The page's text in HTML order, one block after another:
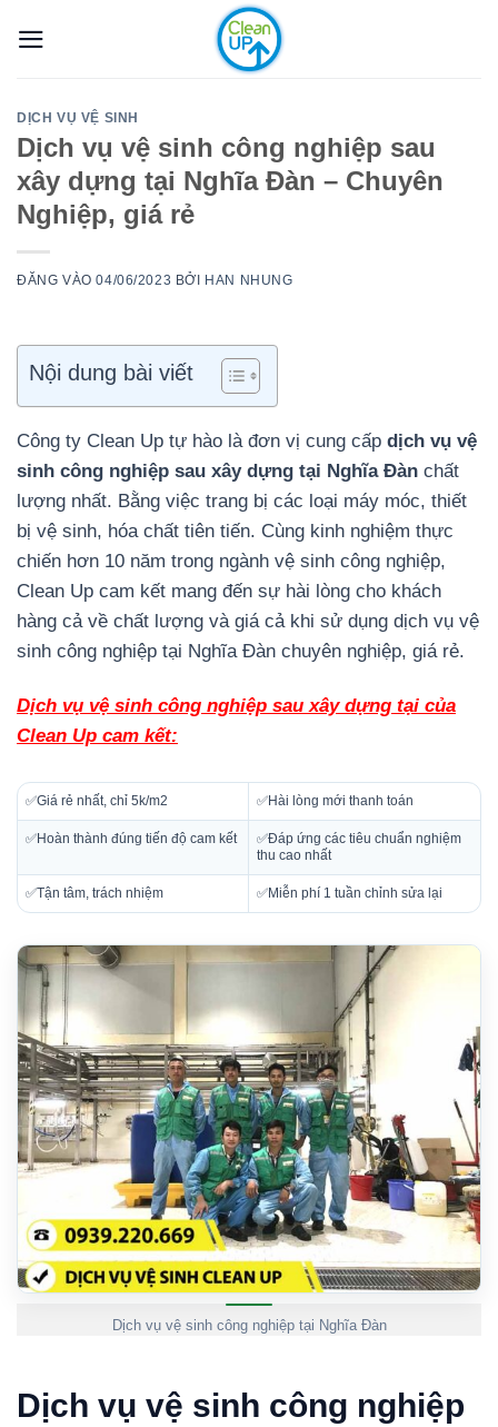
qua
DỊCH VỤ VỆ SINH
Dịch vụ vệ sinh công nghiệp sau
xây dựng tại Nghĩa Đàn – Chuyên
Nghiệp, giá rẻ
ĐĂNG VÀO04/06/2023 BỞI HAN NHUNG
Nội dung bài viết
Công ty Clean Up tự hào là đơn vị cung cấp dịch vụ vệ
sinh công nghiệp sau xây dựng tại Nghĩa Đàn chất
lượng nhất. Bằng việc trang bị các loại máy móc, thiết
bị vệ sinh, hóa chất tiên tiến. Cùng kinh nghiệm thực
chiến hơn 10 năm trong ngành vệ sinh công nghiệp,
Clean Up cam kết mang đến sự hài lòng cho khách
hàng cả về chất lượng và giá cả khi sử dụng dịch vụ vệ
sinh công nghiệp tại Nghĩa Đàn chuyên nghiệp, giá rẻ.
Dịch vụ vệ sinh công nghiệp sau xây dựng tại của
Clean Up cam kết:
✅Giá rẻ nhất, chỉ 5k/m2 ✅Hài lòng mới thanh toán
✅Hoàn thành đúng tiến độ cam kết
✅Đáp ứng các tiêu chuẩn nghiệm
thu cao nhất
✅Tận tâm, trách nhiệm ✅Miễn phí 1 tuần chỉnh sửa lại
Dịch vụ vệ sinh công nghiệp tại Nghĩa Đàn
Dịch vụ vệ sinh công nghiệp